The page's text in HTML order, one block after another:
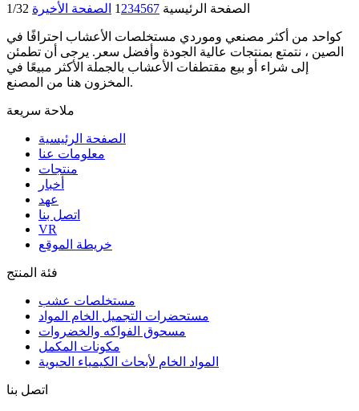
الصفحة الرئيسية 1 234567 الصفحة الأخيرة 1/32
كواحد من أكثر مصنعي وموردي مستخلصات الأعشاب احترافًا في
الصين ، نتمتع بمنتجات عالية الجودة وأفضل سعر. يرجى أن تطمئن
إلى شراء أو بيع مقتطفات الأعشاب بالجملة الأكثر مبيعًا في
المخزون هنا من المصنع.
ملاحة سريعة
الصفحة الرئيسية
معلومات عنا
منتجات
أخبار
عهد
اتصل بنا
VR
خريطة الموقع
فئة المنتج
مستخلصات عشب
مستحضرات التجميل الخام المواد
مسحوق الفواكه والخضروات
مكونات المكمل
المواد الخام لأبحاث الكيمياء الحيوية
اتصل بنا